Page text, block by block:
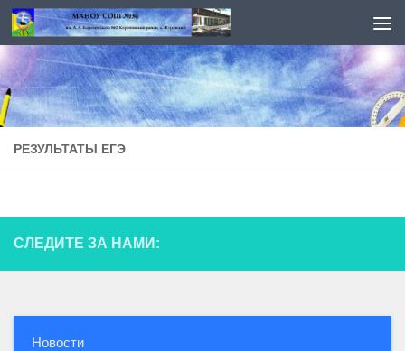
Перейти к содержимому
РЕЗУЛЬТАТЫ ЕГЭ
СЛЕДИТЕ ЗА НАМИ:
Новости